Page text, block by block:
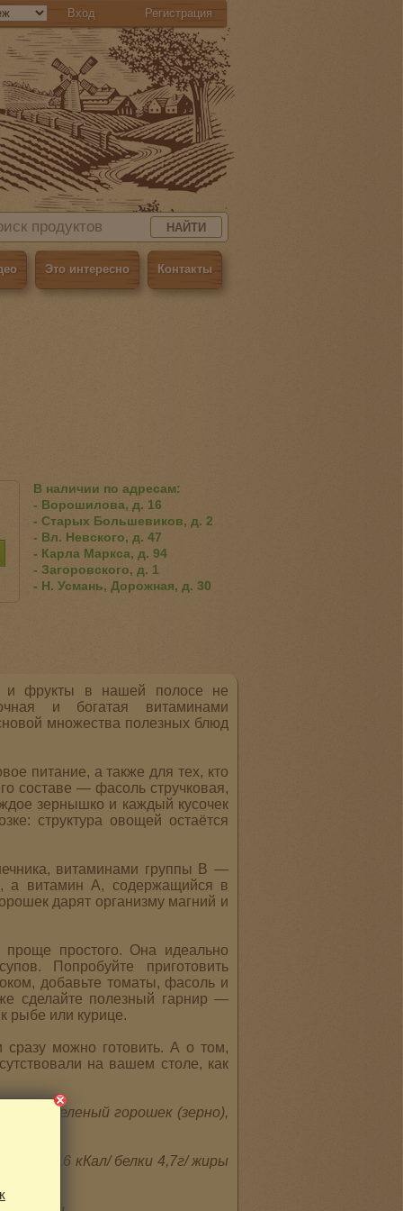
Это интересно Контакты
Вход Регистрация
НАЙТИ
В наличии по адресам:
- Ворошилова, д. 16
- Старых Большевиков, д. 2
- Вл. Невского, д. 47
- Карла Маркса, д. 94
- Загоровского, д. 1
- Н. Усмань, Дорожная, д. 30
и фрукты в нашей полосе не
и богатая витаминами
множества полезных блюд
питание, а также для тех, кто
составе — фасоль стручковая,
зернышко и каждый кусочек
структура овощей остаётся
витаминами группы B —
а витамин А, содержащийся в
дарят организму магний и
проще простого. Она идеально
Попробуйте приготовить
добавьте томаты, фасоль и
сделайте полезный гарнир —
рыбе или курице.
можно готовить. А о том,
на вашем столе, как
зеленый горошек (зерно),
148,6 кКал/ белки 4,7г/ жиры